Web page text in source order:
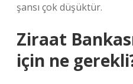
şansı çok düşüktür.
Ziraat
için ne